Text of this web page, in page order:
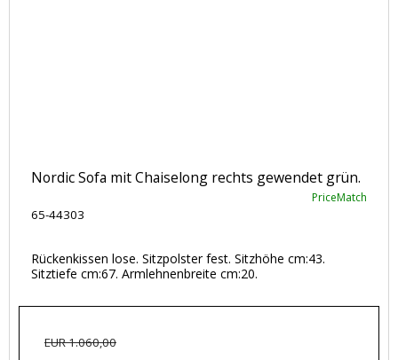
Nordic Sofa mit Chaiselong rechts gewendet grün.
PriceMatch
65-44303
Rückenkissen lose. Sitzpolster fest. Sitzhöhe cm:43.
Sitztiefe cm:67. Armlehnenbreite cm:20.
EUR 1.060,00